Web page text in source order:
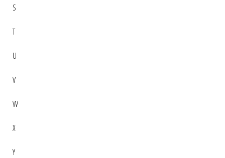
S
T
U
V
W
X
Y